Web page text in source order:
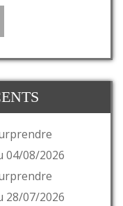
04/08/2026
28/07/2026